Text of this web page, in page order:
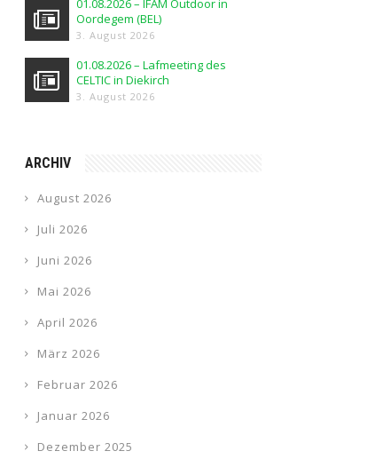
01.08.2026 – IFAM Outdoor in
Oordegem (BEL)
3. August 2026
01.08.2026 – Lafmeeting des
CELTIC in Diekirch
3. August 2026
ARCHIV
August 2026
Juli 2026
Juni 2026
Mai 2026
April 2026
März 2026
Februar 2026
Januar 2026
Dezember 2025